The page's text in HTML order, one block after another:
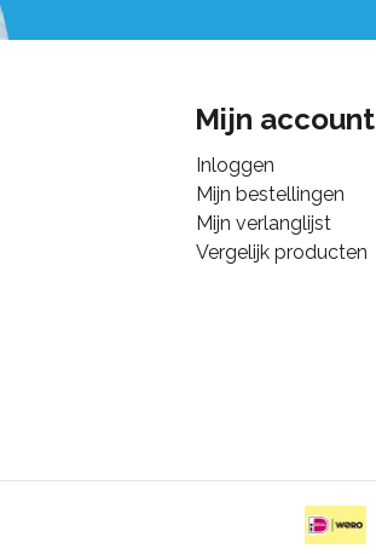
Mijn account
Inloggen
Mijn bestellingen
Mijn verlanglijst
Vergelijk producten